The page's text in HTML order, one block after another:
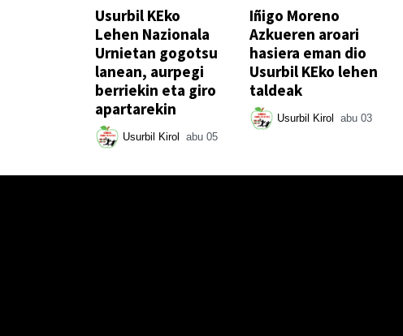
Usurbil KEko
Lehen Nazionala
Urnietan gogotsu
lanean, aurpegi
berriekin eta giro
apartarekin
Usurbil Kirol abu 05
Iñigo Moreno
Azkueren aroari
hasiera eman dio
Usurbil KEko lehen
taldeak
Usurbil Kirol abu 03